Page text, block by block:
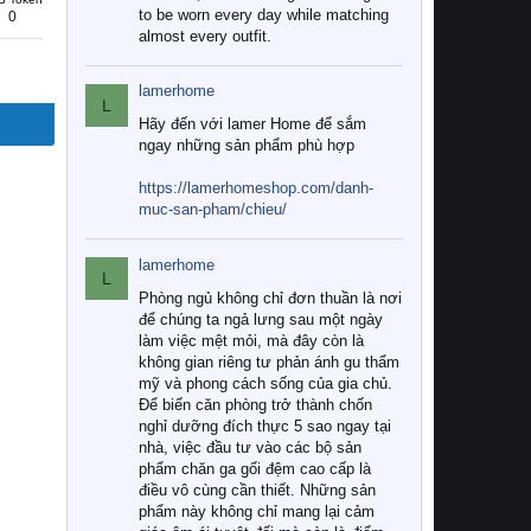
0
to be worn every day while matching
almost every outfit.
L
lamerhome
Hãy đến với lamer Home để sắm
ngay những sản phẩm phù hợp
https://lamerhomeshop.com/danh-
muc-san-pham/chieu/
L
lamerhome
Phòng ngủ không chỉ đơn thuần là nơi
để chúng ta ngả lưng sau một ngày
làm việc mệt mỏi, mà đây còn là
không gian riêng tư phản ánh gu thẩm
mỹ và phong cách sống của gia chủ.
Để biến căn phòng trở thành chốn
nghỉ dưỡng đích thực 5 sao ngay tại
nhà, việc đầu tư vào các bộ sản
phẩm chăn ga gối đệm cao cấp là
điều vô cùng cần thiết. Những sản
phẩm này không chỉ mang lại cảm